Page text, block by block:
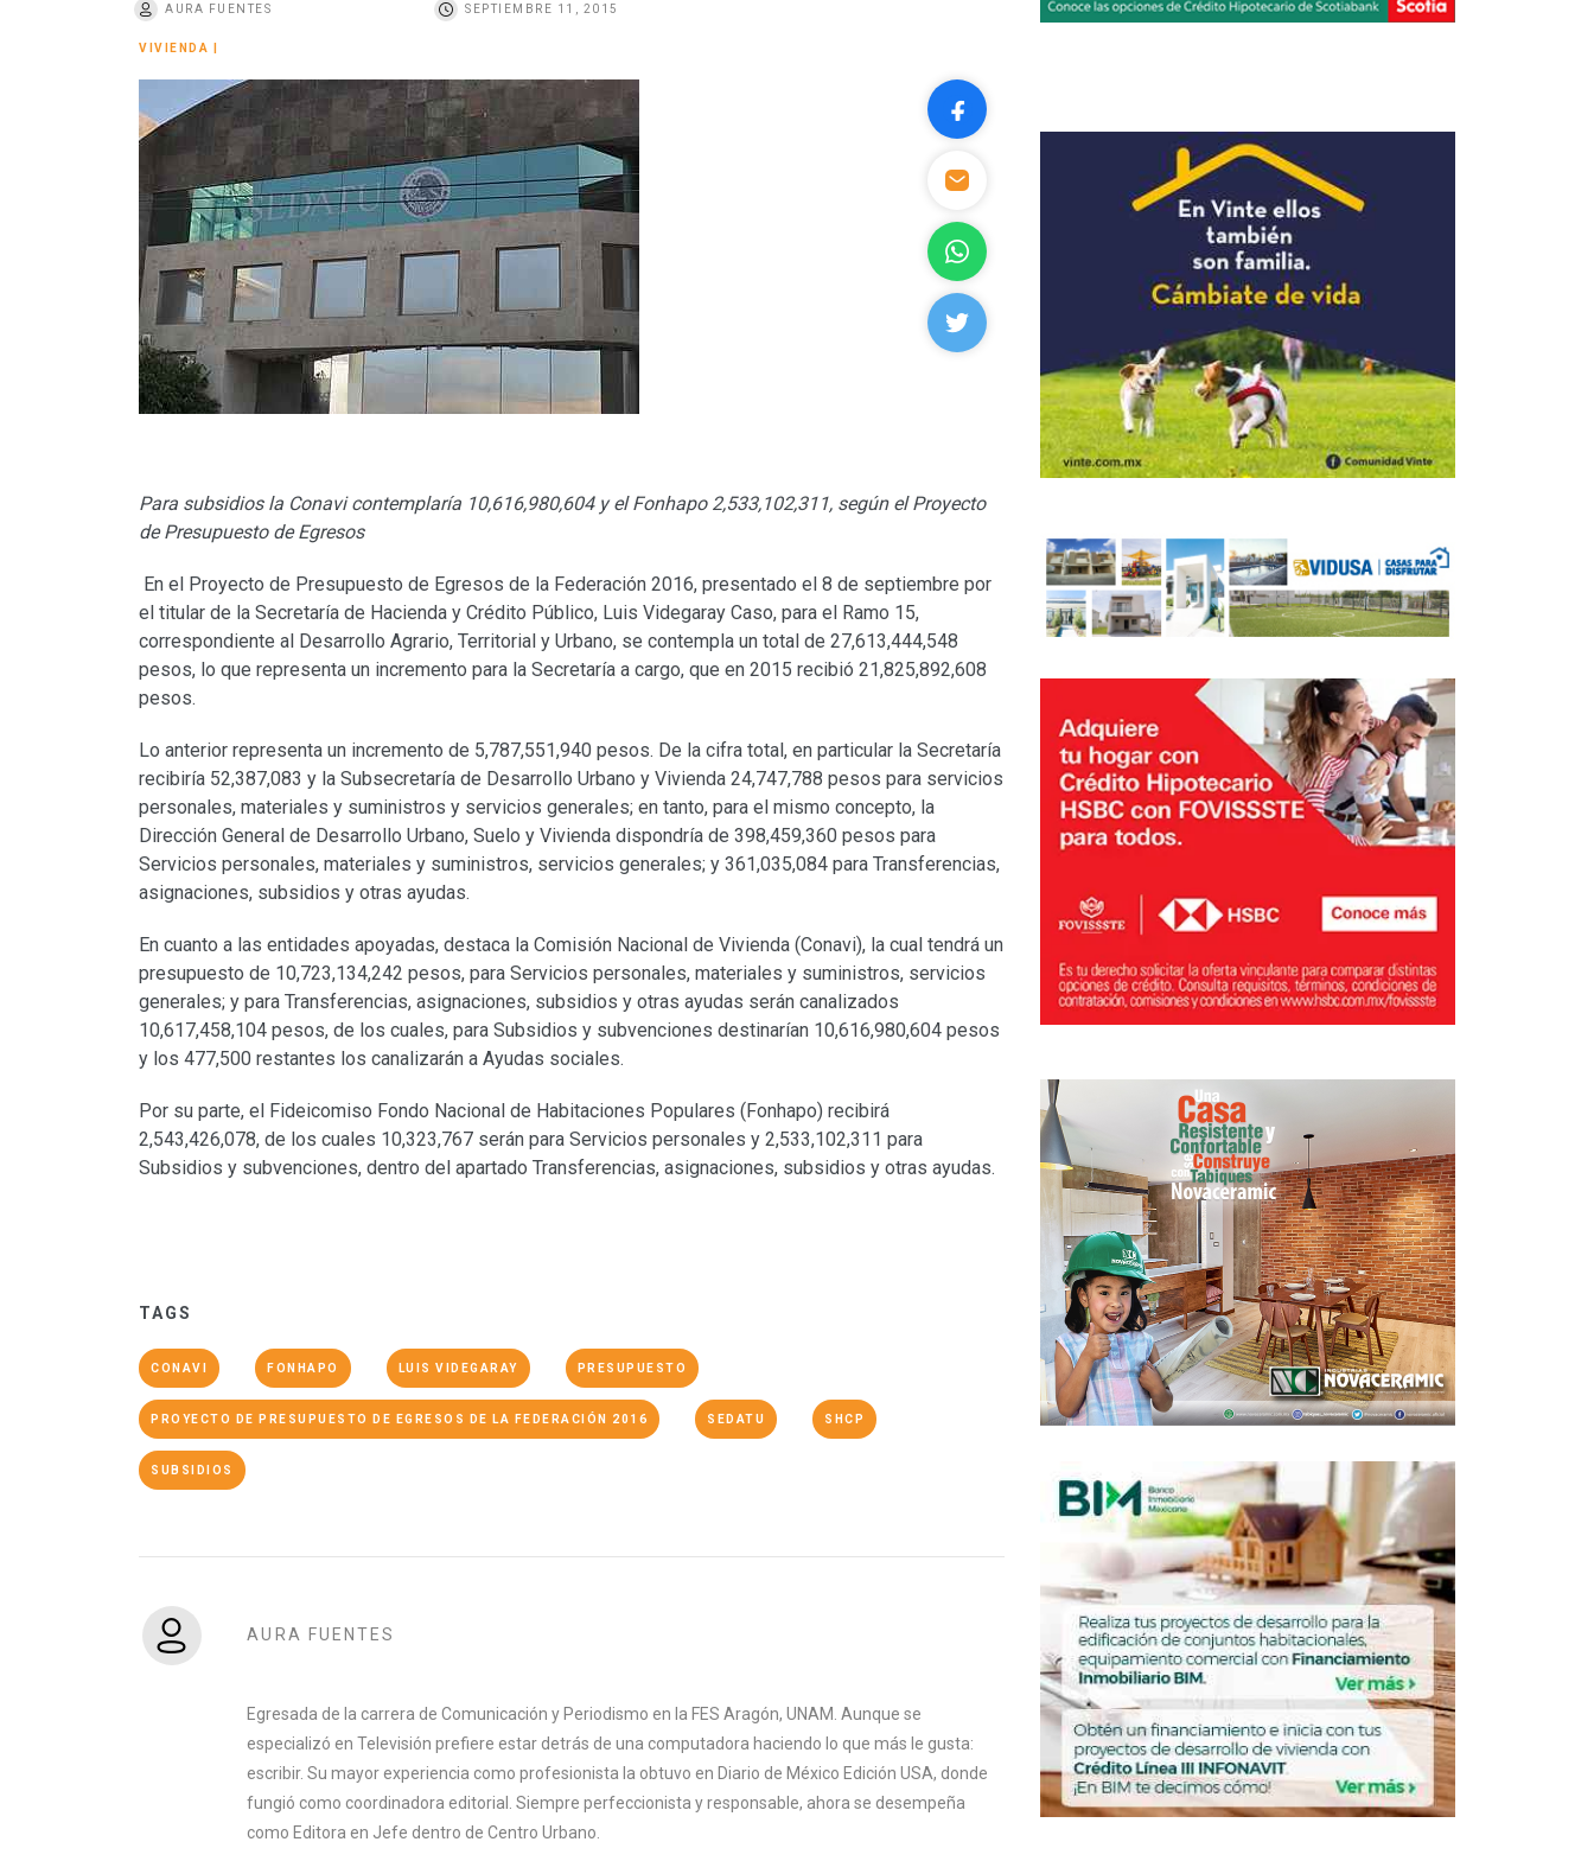
AURA FUENTES SEPTIEMBRE 11, 2015
VIVIENDA
Para subsidios la Conavi contemplaría 10,616,980,604 y el Fonhapo 2,533,102,311, según el Proyecto
de Presupuesto de Egresos
En el Proyecto de Presupuesto de Egresos de la Federación 2016, presentado el 8 de septiembre por
el titular de la Secretaría de Hacienda y Crédito Público, Luis Videgaray Caso, para el Ramo 15,
correspondiente al Desarrollo Agrario, Territorial y Urbano, se contempla un total de 27,613,444,548
pesos, lo que representa un incremento para la Secretaría a cargo, que en 2015 recibió 21,825,892,608
pesos.
Lo anterior representa un incremento de 5,787,551,940 pesos. De la cifra total, en particular la Secretaría
recibiría 52,387,083 y la Subsecretaría de Desarrollo Urbano y Vivienda 24,747,788 pesos para servicios
personales, materiales y suministros y servicios generales; en tanto, para el mismo concepto, la
Dirección General de Desarrollo Urbano, Suelo y Vivienda dispondría de 398,459,360 pesos para
Servicios personales, materiales y suministros, servicios generales; y 361,035,084 para Transferencias,
asignaciones, subsidios y otras ayudas.
En cuanto a las entidades apoyadas, destaca la Comisión Nacional de Vivienda (Conavi), la cual tendrá un
presupuesto de 10,723,134,242 pesos, para Servicios personales, materiales y suministros, servicios
generales; y para Transferencias, asignaciones, subsidios y otras ayudas serán canalizados
10,617,458,104 pesos, de los cuales, para Subsidios y subvenciones destinarían 10,616,980,604 pesos
y los 477,500 restantes los canalizarán a Ayudas sociales.
Por su parte, el Fideicomiso Fondo Nacional de Habitaciones Populares (Fonhapo) recibirá
2,543,426,078, de los cuales 10,323,767 serán para Servicios personales y 2,533,102,311 para
Subsidios y subvenciones, dentro del apartado Transferencias, asignaciones, subsidios y otras ayudas.
TAGS
CONAVI FONHAPO LUIS VIDEGARAY PRESUPUESTO
PROYECTO DE PRESUPUESTO DE EGRESOS DE LA FEDERACIÓN 2016 SEDATU SHCP
SUBSIDIOS
AURA FUENTES
Egresada de la carrera de Comunicación y Periodismo en la FES Aragón, UNAM. Aunque se
especializó en Televisión prefiere estar detrás de una computadora haciendo lo que más le gusta:
escribir. Su mayor experiencia como profesionista la obtuvo en Diario de México Edición USA, donde
fungió como coordinadora editorial. Siempre perfeccionista y responsable, ahora se desempeña
como Editora en Jefe dentro de Centro Urbano.